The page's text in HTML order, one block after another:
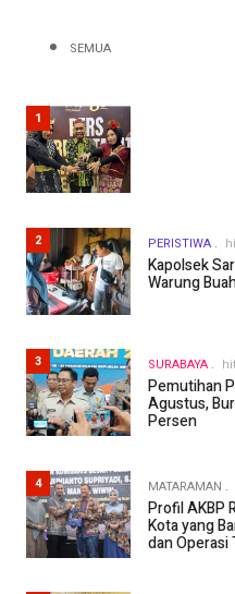
SEMUA
1
2 PERISTIWA
Kapolsek
Warung
3 SURABAYA
Pemutihan
Agustus,
Persen
4 MATARAMAN
Profil AKBP
Kota yang
dan Operasi